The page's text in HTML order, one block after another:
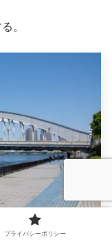
。
プライバシーポリシー